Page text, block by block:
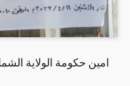
امين حكومة الولاية